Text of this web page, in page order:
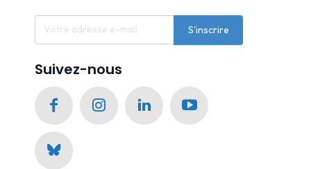
S'inscrire
Suivez-nous